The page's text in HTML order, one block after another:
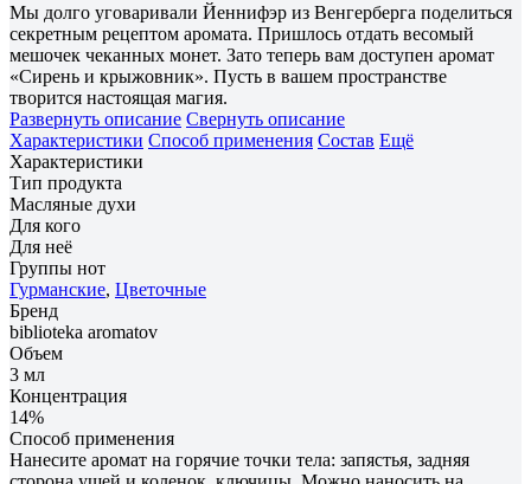
Мы долго уговаривали Йеннифэр из Венгерберга поделиться
секретным рецептом аромата. Пришлось отдать весомый
мешочек чеканных монет. Зато теперь вам доступен аромат
«Сирень и крыжовник». Пусть в вашем пространстве
творится настоящая магия.
Развернуть описание Свернуть описание
Характеристики Способ применения Состав Ещё
Характеристики
Тип продукта
Масляные духи
Для кого
Для неё
Группы нот
Гурманские, Цветочные
Бренд
biblioteka aromatov
Объем
3 мл
Концентрация
14%
Способ применения
Нанесите аромат на горячие точки тела: запястья, задняя